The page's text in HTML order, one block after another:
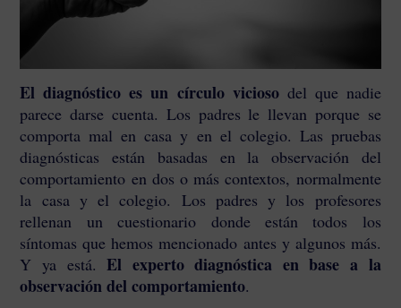
El diagnóstico es un círculo viciosodel que nadie
parece darse cuenta. Los padres le llevan porque se
comporta mal en casa y en el colegio. Las pruebas
diagnósticas están basadas en la observación del
comportamiento en dos o más contextos, normalmente
la casa y el colegio. Los padres y los profesores
rellenan un cuestionario donde están todos los
síntomas que hemos mencionado antes y algunos más.
Y ya está.El experto diagnóstica en base a la
observación del comportamiento.